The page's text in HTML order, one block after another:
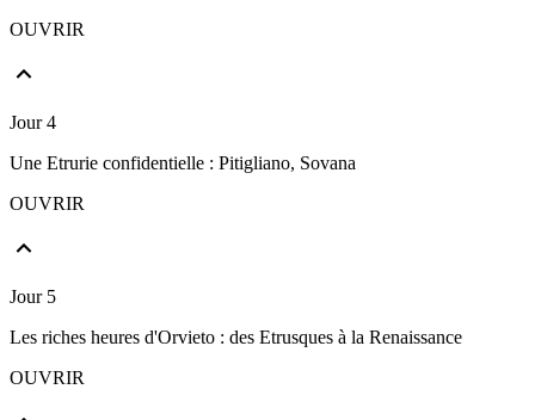
OUVRIR
Jour 4
Une Etrurie confidentielle : Pitigliano, Sovana
OUVRIR
Jour 5
Les riches heures d'Orvieto : des Etrusques à la Renaissance
OUVRIR